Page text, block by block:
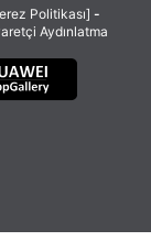
Politikası] -
Aydınlatma